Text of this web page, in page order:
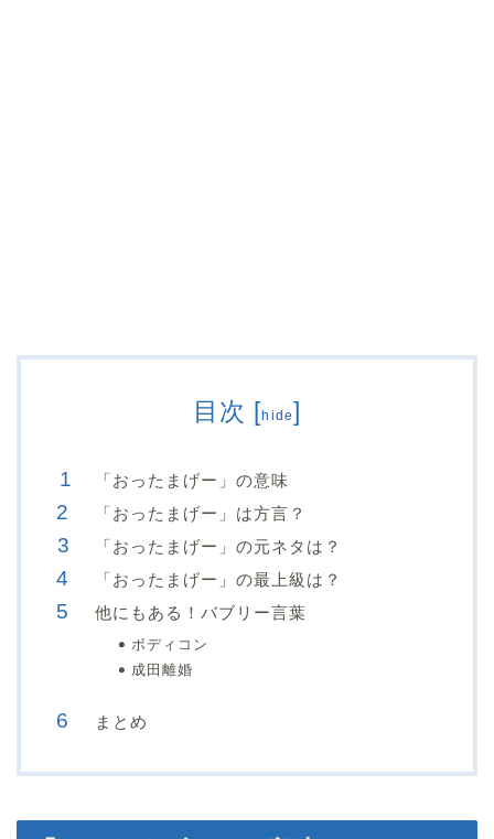
目次 [hide]
「おったまげー」の意味
「おったまげー」は方言？
「おったまげー」の元ネタは？
「おったまげー」の最上級は？
他にもある！バブリー言葉
ボディコン
成田離婚
まとめ